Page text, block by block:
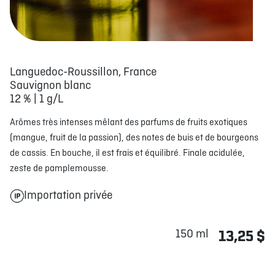
Languedoc-Roussillon, France
Sauvignon blanc
12 % | 1 g/L
Arômes très intenses mêlant des parfums de fruits exotiques
(mangue, fruit de la passion), des notes de buis et de bourgeons
de cassis. En bouche, il est frais et équilibré. Finale acidulée,
zeste de pamplemousse.
Importation privée
150 ml 13,25 $